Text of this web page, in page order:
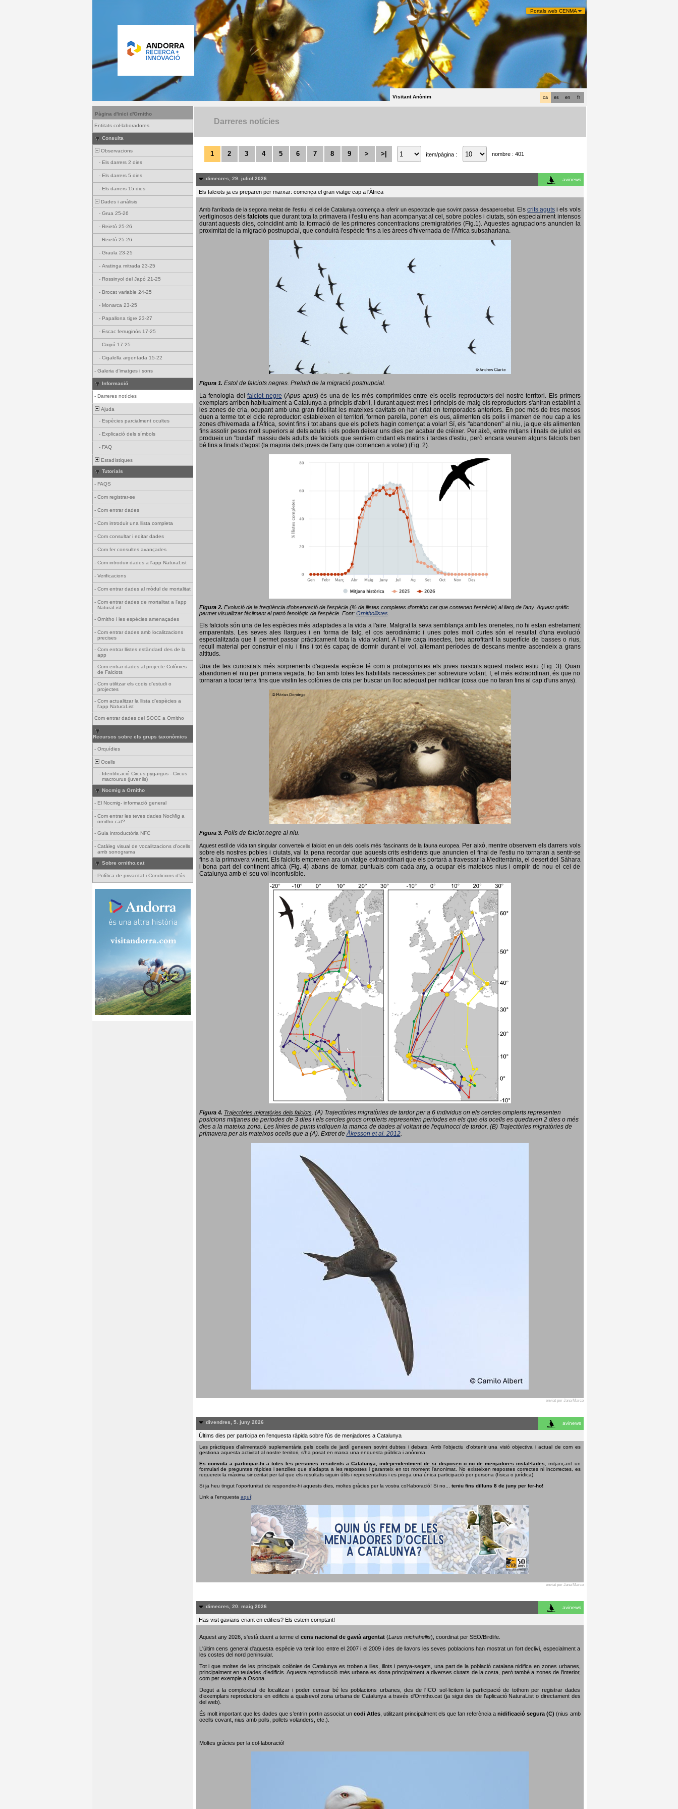
Portals web CENMA
fr
en
es
ca
Visitant Anònim
Pàgina d'inici d'Ornitho
Entitats col·laboradores
Consulta
Observacions
- Els darrers 2 dies
- Els darrers 5 dies
- Els darrers 15 dies
Dades i anàlisis
- Grua 25-26
- Reietó 25-26
- Reietó 25-26
- Graula 23-25
- Aratinga mitrada 23-25
- Rossinyol del Japó 21-25
- Brocat variable 24-25
- Monarca 23-25
- Papallona tigre 23-27
- Escac ferruginós 17-25
- Coipú 17-25
- Cigalella argentada 15-22
- Galeria d'imatges i sons
Informació
- Darreres notícies
Ajuda
- Espècies parcialment ocultes
- Explicació dels símbols
- FAQ
Estadístiques
Tutorials
- FAQS
- Com registrar-se
- Com entrar dades
- Com introduir una llista completa
- Com consultar i editar dades
- Com fer consultes avançades
- Com introduir dades a l'app NaturaList
- Verificacions
- Com entrar dades al mòdul de mortalitat
- Com entrar dades de mortalitat a l'app
NaturaList
- Ornitho i les espècies amenaçades
- Com entrar dades amb localitzacions
precises
- Com entrar llistes estàndard des de la
app
- Com entrar dades al projecte Colònies
de Falciots
- Com utilitzar els codis d'estudi o
projectes
- Com actualitzar la llista d'espècies a
l'app NaturaList
Com entrar dades del SOCC a Ornitho
Recursos sobre els grups taxonòmics
- Orquídies
Ocells
- Identificació Circus pygargus - Circus
macrourus (juvenils)
Nocmig a Ornitho
- El Nocmig- informació general
- Com entrar les teves dades NocMig a
ornitho.cat?
- Guia introductòria NFC
- Catàleg visual de vocalitzacions d'ocells
amb sonograma
Sobre ornitho.cat
- Política de privacitat i Condicions d'ús
Darreres notícies
1 2 3 4 5 6 7 8 9 > >| ítem/pàgina : nombre : 401
dimecres, 29. juliol 2026 avinews
Els falciots ja es preparen per marxar: comença el gran viatge cap a l'Àfrica
Amb l'arribada de la segona meitat de l'estiu, el cel de Catalunya comença a oferir un espectacle que sovint passa desapercebut. Els crits aguts i els vols
vertiginosos dels falciots que durant tota la primavera i l'estiu ens han acompanyat al cel, sobre pobles i ciutats, són especialment intensos
durant aquests dies, coincidint amb la formació de les primeres concentracions premigratòries (Fig.1). Aquestes agrupacions anuncien la
proximitat de la migració postnupcial, que conduirà l'espècie fins a les àrees d'hivernada de l'Àfrica subsahariana.
Figura 1. Estol de falciots negres. Preludi de la migració postnupcial.
La fenologia delfalciot negre (Apus apus) és una de les més comprimides entre els ocells reproductors del nostre territori. Els primers
exemplars arriben habitualment a Catalunya a principis d'abril, i durant aquest mes i principis de maig els reproductors s'aniran establint a
les zones de cria, ocupant amb una gran fidelitat les mateixes cavitats on han criat en temporades anteriors. En poc més de tres mesos
duen a terme tot el cicle reproductor: estableixen el territori, formen parella, ponen els ous, alimenten els polls i marxen de nou cap a les
zones d'hivernada a l'Àfrica, sovint fins i tot abans que els pollets hagin començat a volar! Sí, els "abandonen" al niu, ja que els alimenten
fins assolir pesos molt superiors al dels adults i els poden deixar uns dies per acabar de créixer. Per això, entre mitjans i finals de juliol es
produeix un "buidat" massiu dels adults de falciots que sentíem cridant els matins i tardes d'estiu, però encara veurem alguns falciots ben
bé fins a finals d'agost (la majoria dels joves de l'any que comencen a volar) (Fig. 2).
Figura 2. Evolució de la freqüència d’observació de l’espècie (% de llistes completes d’ornitho.cat que contenen l’espècie) al llarg de l’any. Aquest gràfic
permet visualitzar fàcilment el patró fenològic de l’espècie. Font: Ornithollistes.
Els falciots són una de les espècies més adaptades a la vida a l'aire. Malgrat la seva semblança amb les orenetes, no hi estan estretament
emparentats. Les seves ales llargues i en forma de falç, el cos aerodinàmic i unes potes molt curtes són el resultat d'una evolució
especialitzada que li permet passar pràcticament tota la vida volant. A l'aire caça insectes, beu aprofitant la superfície de basses o rius,
recull material per construir el niu i fins i tot és capaç de dormir durant el vol, alternant períodes de descans mentre ascendeix a grans
altituds.
Una de les curiositats més sorprenents d'aquesta espècie té com a protagonistes els joves nascuts aquest mateix estiu (Fig. 3). Quan
abandonen el niu per primera vegada, ho fan amb totes les habilitats necessàries per sobreviure volant. I, el més extraordinari, és que no
tornaran a tocar terra fins que visitin les colònies de cria per buscar un lloc adequat per nidificar (cosa que no faran fins al cap d'uns anys).
Figura 3. Polls de falciot negre al niu.
Aquest estil de vida tan singular converteix el falciot en un dels ocells més fascinants de la fauna europea. Per això, mentre observem els darrers vols
sobre els nostres pobles i ciutats, val la pena recordar que aquests crits estridents que anuncien el final de l'estiu no tornaran a sentir-se
fins a la primavera vinent. Els falciots emprenen ara un viatge extraordinari que els portarà a travessar la Mediterrània, el desert del Sàhara
i bona part del continent africà (Fig. 4) abans de tornar, puntuals com cada any, a ocupar els mateixos nius i omplir de nou el cel de
Catalunya amb el seu vol inconfusible.
Figura 4. Trajectòries migratòries dels falciots. (A) Trajectòries migratòries de tardor per a 6 individus on els cercles omplerts representen
posicions mitjanes de períodes de 3 dies i els cercles grocs omplerts representen períodes en els que els ocells es quedaven 2 dies o més
dies a la mateixa zona. Les línies de punts indiquen la manca de dades al voltant de l'equinocci de tardor. (B) Trajectòries migratòries de
primavera per als mateixos ocells que a (A). Extret deÅkesson et al. 2012.
enviat per Jana Marco
divendres, 5. juny 2026 avinews
Últims dies per participa en l'enquesta ràpida sobre l’ús de menjadores a Catalunya
Les pràctiques d’alimentació suplementària pels ocells de jardí generen sovint dubtes i debats. Amb l'objectiu d'obtenir una visió objectiva i actual de com es
gestiona aquesta activitat al nostre territori, s’ha posat en marxa una enquesta pública i anònima.
Es convida a participar-hi a totes les persones residents a Catalunya,independentment de si disposen o no de menjadores instal·lades, mitjançant un
formulari de preguntes ràpides i senzilles que s'adapta a les respostes i garanteix en tot moment l'anonimat. No existeixen respostes correctes ni incorrectes, es
requereix la màxima sinceritat per tal que els resultats siguin útils i representatius i es prega una única participació per persona (física o jurídica).
Si ja heu tingut l'oportunitat de respondre-hi aquests dies, moltes gràcies per la vostra col·laboració! Si no... teniu fins dilluns 8 de juny per fer-ho!
Link a l'enquesta aquí!
enviat per Jana Marco
dimecres, 20. maig 2026 avinews
Has vist gavians criant en edificis? Els estem comptant!
Aquest any 2026, s'està duent a terme el cens nacional de gavià argentat(Larus michahellis), coordinat per SEO/Birdlife.
L'últim cens general d'aquesta espècie va tenir lloc entre el 2007 i el 2009 i des de llavors les seves poblacions han mostrat un fort declivi, especialment a
les costes del nord peninsular.
Tot i que moltes de les principals colònies de Catalunya es troben a illes, illots i penya-segats, una part de la població catalana nidifica en zones urbanes,
principalment en teulades d’edificis. Aquesta reproducció més urbana es dona principalment a diverses ciutats de la costa, però també a zones de l’interior,
com per exemple a Osona.
Degut a la complexitat de localitzar i poder censar bé les poblacions urbanes, des de l'ICO sol·licitem la participació de tothom per registrar dades
d’exemplars reproductors en edificis a qualsevol zona urbana de Catalunya a través d’Ornitho.cat (ja sigui des de l’aplicació NaturaList o directament des
del web).
És molt important que les dades que s’entrin portin associat un codi Atles , utilitzant principalment els que fan referència anidificació segura (C) (nius amb
ocells covant, nius amb polls, pollets volanders, etc.).
Moltes gràcies per la col·laboració!